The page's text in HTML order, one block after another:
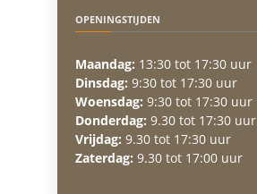
OPENINGSTIJDEN
Maandag: 13:30 tot 17:30 uur
Dinsdag: 9:30 tot 17:30 uur
Woensdag: 9:30 tot 17:30 uur
Donderdag: 9.30 tot 17:30 uur
Vrijdag: 9.30 tot 17:30 uur
Zaterdag: 9.30 tot 17:00 uur